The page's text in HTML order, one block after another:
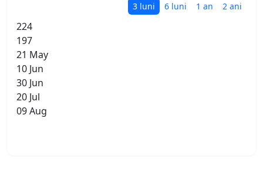
3 luni 6 luni 1 an 2 ani
224
197
21 May
10 Jun
30 Jun
20 Jul
09 Aug